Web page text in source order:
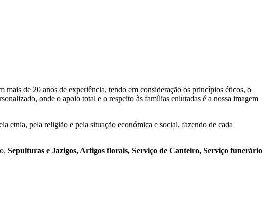
de 20 anos de experiência, tendo em consideração os princípios éticos, o
onde o apoio total e o respeito às famílias enlutadas é a nossa imagem
etnia, pela religião e pela situação económica e social, fazendo de cada
Sepulturas e Jazigos, Artigos florais, Serviço de Canteiro, Serviço funerário